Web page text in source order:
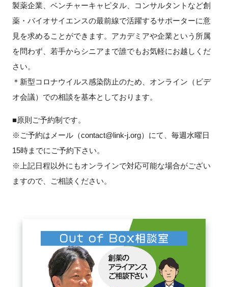
イベント
プログラム
ニュース・掲示板
特別会員
施設・アクセス
製薬企業、ベンチャーキャピタル、コンサルタントなど創
薬・バイオサイエンスの最前線で活躍するサポーターに意
見を求めることができます。アカデミアや企業という所属
を問わず、若手からシニアまで誰でもお気軽にお越しくだ
さい。
＊新型コロナウイルス感染防止のため、オンライン（ビデ
オ会議）での相談を基本としております。
■原則ご予約制です。
※ご予約はメール（contact@link-j.org）にて、毎週水曜日
15時までにご予約下さい。
※上記日程以外にもオンラインで対応可能な場合がござい
ますので、ご相談ください。